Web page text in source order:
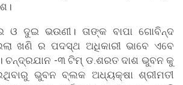
ଓ ଦୁଇ ଭଉଣୀ। ତାଙ୍କ ବାପା ଗୋବିନ୍ଦ
ଖଣି ର ପଦସ୍ଥ ଅଧିକାରୀ ଭାବେ ଏବେ
। ଚନ୍ଦ୍ରଯାନ -୩ ଟିମ୍ ଡ.ଶରତ ଦାଶ ଭୁବନ କୁ
ଭୁବନ ବ୍ଲକ ଅଧ୍ୟକ୍ଷା ଶ୍ରୀମତୀ